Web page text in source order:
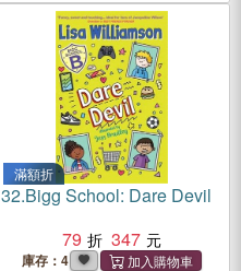
滿額折
32.Bigg School: Dare Devil
79
347
庫存：4